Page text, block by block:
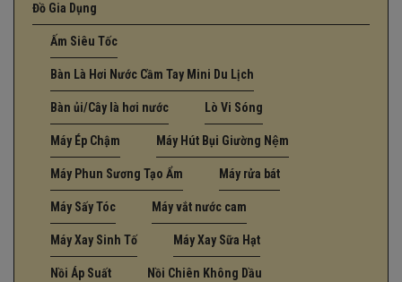
Đồ Gia Dụng
Ấm Siêu Tốc
Bàn Là Hơi Nước Cầm Tay Mini Du Lịch
Bàn ủi/Cây là hơi nước Lò Vi Sóng
Máy Ép Chậm Máy Hút Bụi Giường Nệm
Máy Phun Sương Tạo Ẩm Máy rửa bát
Máy Sấy Tóc Máy vắt nước cam
Máy Xay Sinh Tố Máy Xay Sữa Hạt
Nồi Áp Suất Nồi Chiên Không Dầu